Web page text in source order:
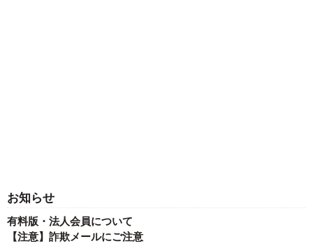
お知らせ
有料版・法人会員について
【注意】詐欺メールにご注意